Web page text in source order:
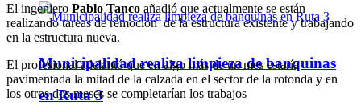
Municipalidad realiza limpieza de banquinas
en Ruta 3
El ingeniero Pablo Tanco añadió que actualmente se están
realizando tareas de remoción de la estructura existente y trabajando
en la estructura nueva.
El profesional adelantó que en algo más de un mes estaría
pavimentada la mitad de la calzada en el sector de la rotonda y en
los otros dos meses se completarían los trabajos